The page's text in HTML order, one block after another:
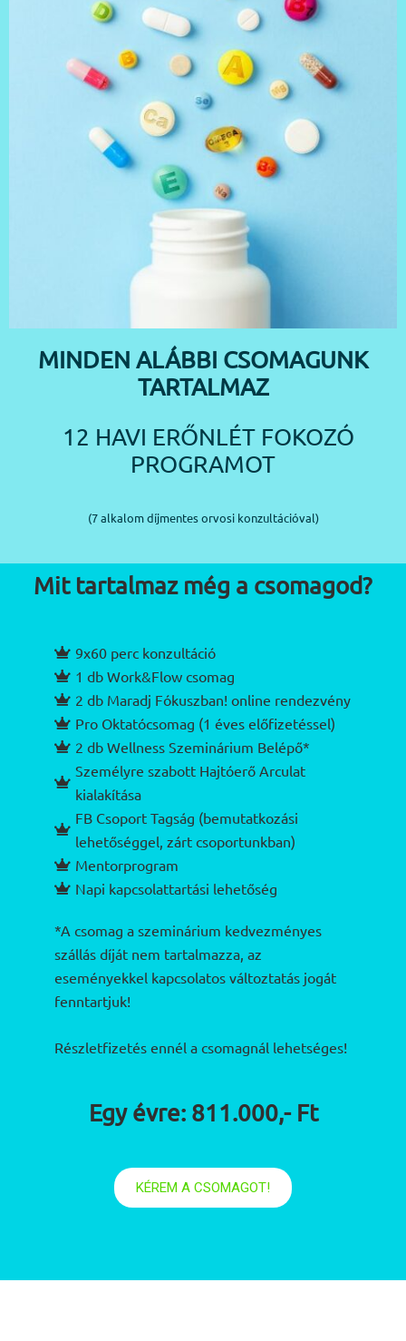
MINDEN ALÁBBI CSOMAGUNK
TARTALMAZ
12 HAVI ERŐNLÉT FOKOZÓ
PROGRAMOT
(7 alkalom díjmentes orvosi konzultációval)
Mit tartalmaz még a csomagod?
9x60 perc konzultáció
1 db Work&Flow csomag
2 db Maradj Fókuszban! online rendezvény
Pro Oktatócsomag (1 éves előfizetéssel)
2 db Wellness Szeminárium Belépő*
Személyre szabott Hajtóerő Arculat
kialakítása
FB Csoport Tagság (bemutatkozási
lehetőséggel, zárt csoportunkban)
Mentorprogram
Napi kapcsolattartási lehetőség
*A csomag a szeminárium kedvezményes
szállás díját nem tartalmazza, az
eseményekkel kapcsolatos változtatás jogát
fenntartjuk!
Részletfizetés ennél a csomagnál lehetséges!
Egy évre: 811.000,- Ft
KÉREM A CSOMAGOT!